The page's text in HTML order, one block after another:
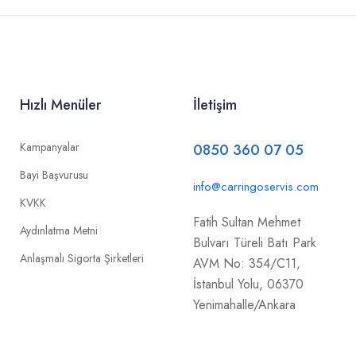
Hızlı Menüler
Kampanyalar
Bayi Başvurusu
KVKK
Aydınlatma Metni
Anlaşmalı Sigorta Şirketleri
İletişim
0850 360 07 05
info@carringoservis.com
Fatih Sultan Mehmet
Bulvarı Türeli Batı Park
AVM No: 354/C11,
İstanbul Yolu, 06370
Yenimahalle/Ankara